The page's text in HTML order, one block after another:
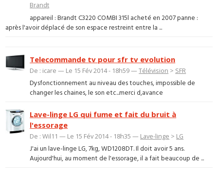
Brandt
appareil : Brandt C3220 COMBI 315l acheté en 2007 panne :
après l'avoir déplacé de son espace restreint entre la ...
Telecommande tv pour sfr tv evolution
De : icare — Le 15 Fév 2014 - 18h59 —Télévision > SFR
Dysfonctionnement au niveau des touches, impossible de
changer les chaines, le son etc...merci d,avance
Lave-linge LG qui fume et fait du bruit à
l'essorage
De : Wil11 — Le 15 Fév 2014 - 18h35 — Lave-linge > LG
J'ai un lave-linge LG, 7kg, WD1208DT. Il doit avoir 5 ans.
Aujourd'hui, au moment de l'essorage, il a fait beaucoup de ...